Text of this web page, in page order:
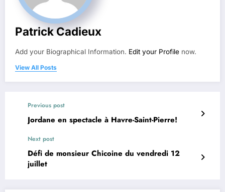
Patrick Cadieux
Add your Biographical Information. Edit your Profile now.
View All Posts
Previous post
Jordane en spectacle à Havre-Saint-Pierre!
Next post
Défi de monsieur Chicoine du vendredi 12
juillet